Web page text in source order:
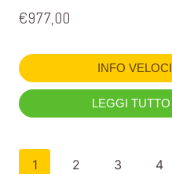
€977,00
INFO VELOCI
LEGGI TUTTO
1 2 3 4